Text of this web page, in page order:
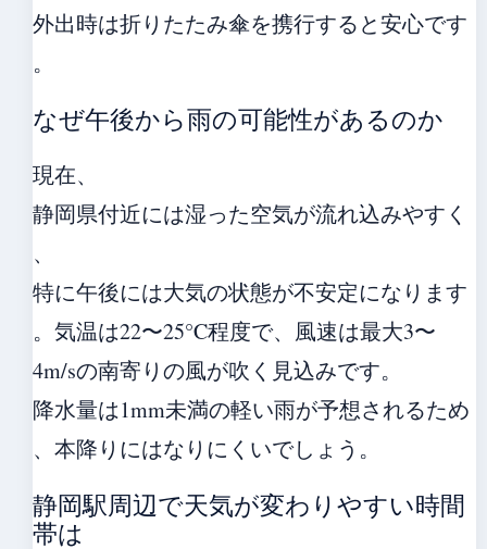
外出時は折りたたみ傘を携行すると安心です
。
なぜ午後から雨の可能性があるのか
現在、
静岡県付近には湿った空気が流れ込みやすく
、
特に午後には大気の状態が不安定になります
。気温は22〜25°C程度で、風速は最大3〜
4m/sの南寄りの風が吹く見込みです。
降水量は1mm未満の軽い雨が予想されるため
、本降りにはなりにくいでしょう。
静岡駅周辺で天気が変わりやすい時間
帯は